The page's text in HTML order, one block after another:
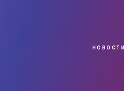
НОВОСТИ